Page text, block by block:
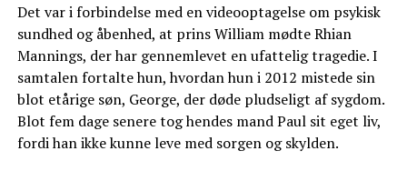
Det var i forbindelse med en videooptagelse om psykisk
sundhed og åbenhed, at prins William mødte Rhian
Mannings, der har gennemlevet en ufattelig tragedie. I
samtalen fortalte hun, hvordan hun i 2012 mistede sin
blot etårige søn, George, der døde pludseligt af sygdom.
Blot fem dage senere tog hendes mand Paul sit eget liv,
fordi han ikke kunne leve med sorgen og skylden.